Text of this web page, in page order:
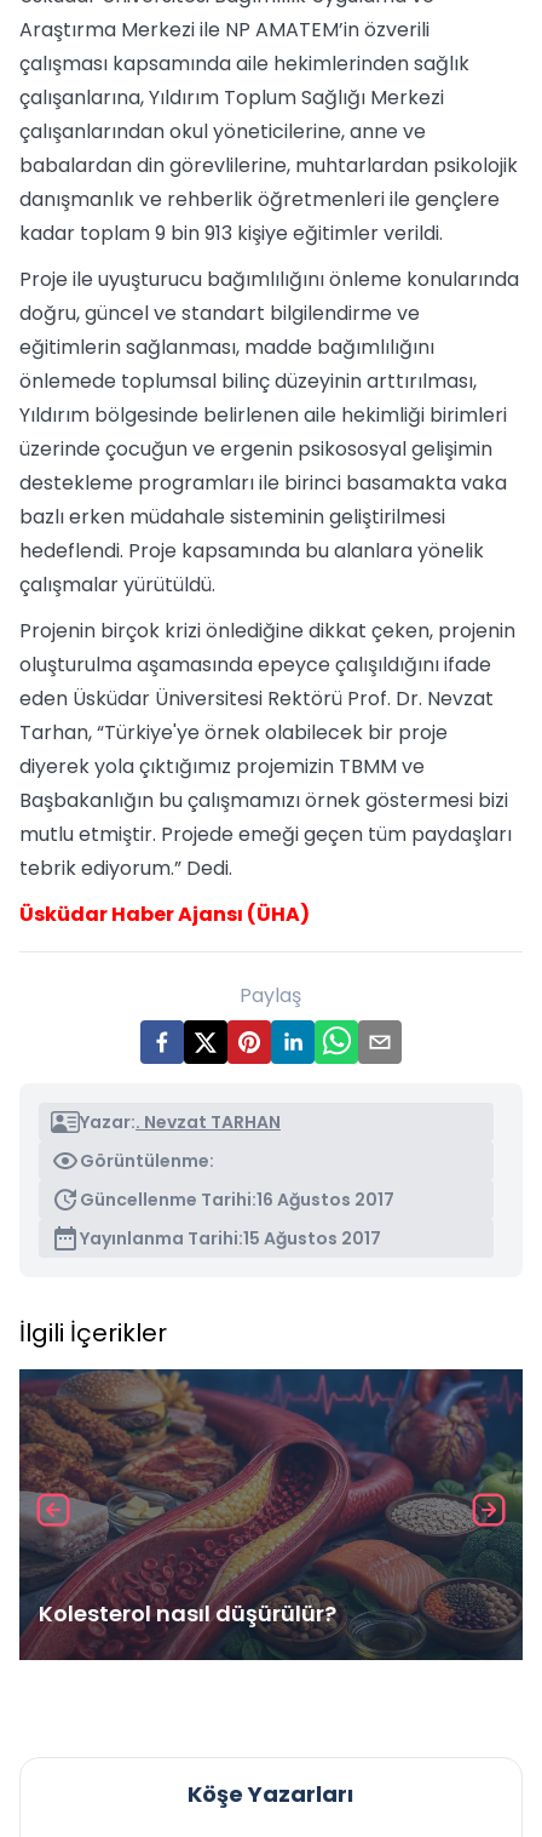
Araştırma Merkezi ile NP AMATEM’in özverili
çalışması kapsamında aile hekimlerinden sağlık
çalışanlarına, Yıldırım Toplum Sağlığı Merkezi
çalışanlarından okul yöneticilerine, anne ve
babalardan din görevlilerine, muhtarlardan psikolojik
danışmanlık ve rehberlik öğretmenleri ile gençlere
kadar toplam 9 bin 913 kişiye eğitimler verildi.
Proje ile uyuşturucu bağımlılığını önleme konularında
doğru, güncel ve standart bilgilendirme ve
eğitimlerin sağlanması, madde bağımlılığını
önlemede toplumsal bilinç düzeyinin arttırılması,
Yıldırım bölgesinde belirlenen aile hekimliği birimleri
üzerinde çocuğun ve ergenin psikososyal gelişimin
destekleme programları ile birinci basamakta vaka
bazlı erken müdahale sisteminin geliştirilmesi
hedeflendi. Proje kapsamında bu alanlara yönelik
çalışmalar yürütüldü.
Projenin birçok krizi önlediğine dikkat çeken, projenin
oluşturulma aşamasında epeyce çalışıldığını ifade
eden Üsküdar Üniversitesi Rektörü Prof. Dr. Nevzat
Tarhan, “Türkiye'ye örnek olabilecek bir proje
diyerek yola çıktığımız projemizin TBMM ve
Başbakanlığın bu çalışmamızı örnek göstermesi bizi
mutlu etmiştir. Projede emeği geçen tüm paydaşları
tebrik ediyorum.” Dedi.
Üsküdar Haber Ajansı (ÜHA)
Paylaş
Yazar:. Nevzat TARHAN
Görüntülenme:
Güncellenme Tarihi:16 Ağustos 2017
Yayınlanma Tarihi:15 Ağustos 2017
İlgili İçerikler
Kolesterol nasıl düşürülür?
Köşe Yazarları